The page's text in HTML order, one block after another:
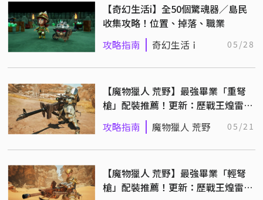
【奇幻生活i】全50個驚魂器／島民
收集攻略！位置、掉落、職業
攻略指南 奇幻生活ｉ 05/28
【魔物獵人 荒野】最強畢業「重弩
槍」配裝推薦！更新：歷戰王煌雷龍
配裝
攻略指南 魔物獵人 荒野 05/21
【魔物獵人 荒野】最強畢業「輕弩
槍」配裝推薦！更新：歷戰王煌雷龍